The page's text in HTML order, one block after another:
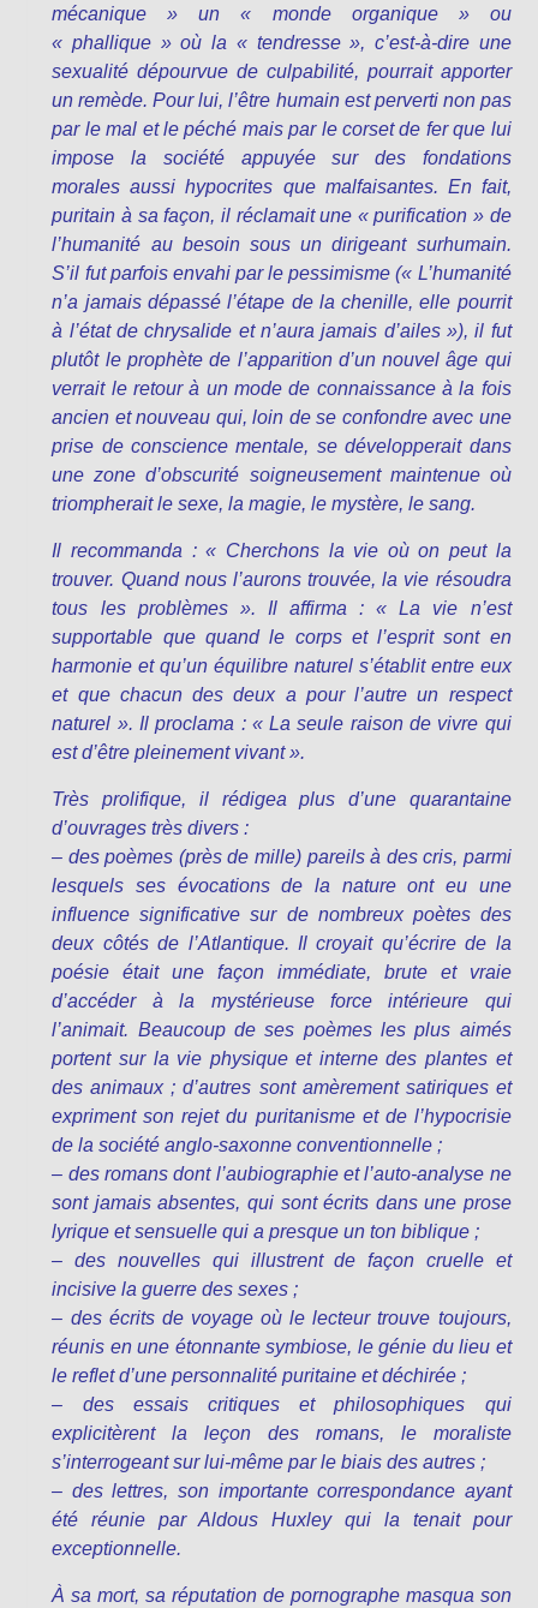
mécanique » un « monde organique » ou
« phallique » où la « tendresse », c’est-à-dire une
sexualité dépourvue de culpabilité, pourrait apporter
un remède. Pour lui, l’être humain est perverti non pas
par le mal et le péché mais par le corset de fer que lui
impose la société appuyée sur des fondations
morales aussi hypocrites que malfaisantes. En fait,
puritain à sa façon, il réclamait une « purification » de
l’humanité au besoin sous un dirigeant surhumain.
S’il fut parfois envahi par le pessimisme (« L’humanité
n’a jamais dépassé l’étape de la chenille, elle pourrit
à l’état de chrysalide et n’aura jamais d’ailes »), il fut
plutôt le prophète de l’apparition d’un nouvel âge qui
verrait le retour à un mode de connaissance à la fois
ancien et nouveau qui, loin de se confondre avec une
prise de conscience mentale, se développerait dans
une zone d’obscurité soigneusement maintenue où
triompherait le sexe, la magie, le mystère, le sang.
Il recommanda : « Cherchons la vie où on peut la
trouver. Quand nous l’aurons trouvée, la vie résoudra
tous les problèmes ». Il affirma : « La vie n’est
supportable que quand le corps et l’esprit sont en
harmonie et qu’un équilibre naturel s’établit entre eux
et que chacun des deux a pour l’autre un respect
naturel ». Il proclama : « La seule raison de vivre qui
est d’être pleinement vivant ».
Très prolifique, il rédigea plus d’une quarantaine
d’ouvrages très divers :
– des poèmes (près de mille) pareils à des cris, parmi
lesquels ses évocations de la nature ont eu une
influence significative sur de nombreux poètes des
deux côtés de l’Atlantique. Il croyait qu’écrire de la
poésie était une façon immédiate, brute et vraie
d’accéder à la mystérieuse force intérieure qui
l’animait. Beaucoup de ses poèmes les plus aimés
portent sur la vie physique et interne des plantes et
des animaux ; d’autres sont amèrement satiriques et
expriment son rejet du puritanisme et de l’hypocrisie
de la société anglo-saxonne conventionnelle ;
– des romans dont l’aubiographie et l’auto-analyse ne
sont jamais absentes, qui sont écrits dans une prose
lyrique et sensuelle qui a presque un ton biblique ;
– des nouvelles qui illustrent de façon cruelle et
incisive la guerre des sexes ;
– des écrits de voyage où le lecteur trouve toujours,
réunis en une étonnante symbiose, le génie du lieu et
le reflet d’une personnalité puritaine et déchirée ;
– des essais critiques et philosophiques qui
explicitèrent la leçon des romans, le moraliste
s’interrogeant sur lui-même par le biais des autres ;
– des lettres, son importante correspondance ayant
été réunie par Aldous Huxley qui la tenait pour
exceptionnelle.
À sa mort, sa réputation de pornographe masqua son